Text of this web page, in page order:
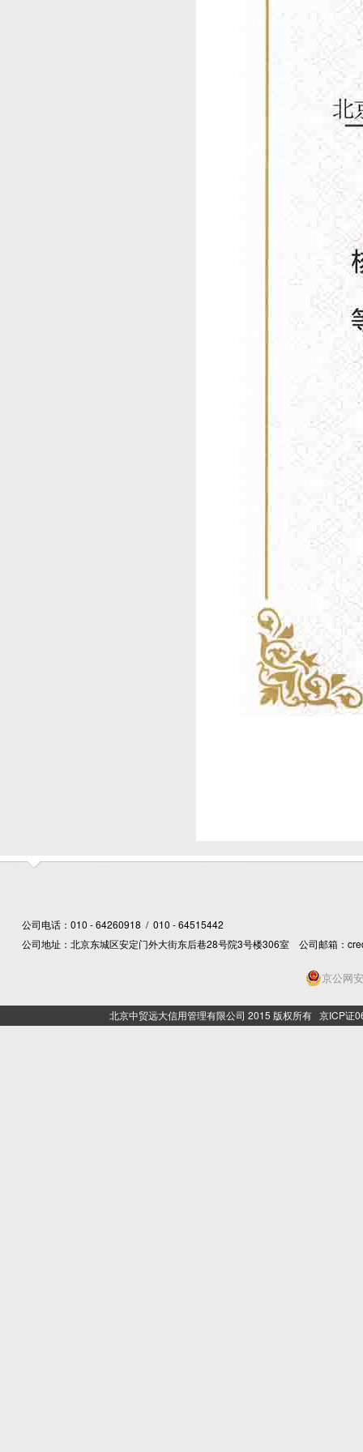
公司电话：010 - 64260918 / 010 - 64515442
公司地址：北京东城区安定门外大街东后巷28号院3号楼306室 公司邮箱：
京公网
北京中贸远大信用管理有限公司 2015 版权所有 京ICP证